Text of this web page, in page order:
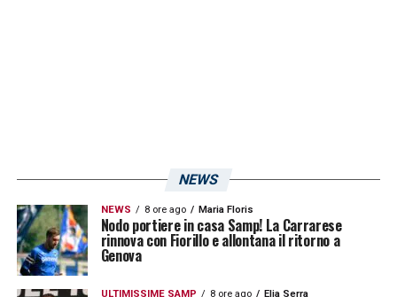
LA PLAYLIST DELLE NOSTRE TOP NEWS
NEWS
NEWS 8 ore ago Maria Floris
Nodo portiere in casa Samp! La Carrarese
rinnova con Fiorillo e allontana il ritorno a
Genova
ULTIMISSIME SAMP 8 ore ago Elia Serra